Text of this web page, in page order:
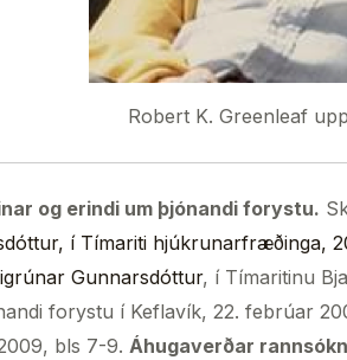
Robert K. Greenleaf
og erindi um þjónandi forystu.
í Tímariti hjúkrunarfræðinga,
Gunnarsdóttur, í Tímaritinu
forystu í Keflavík, 22. febrúar
bls 7-9. Áhugaverðar